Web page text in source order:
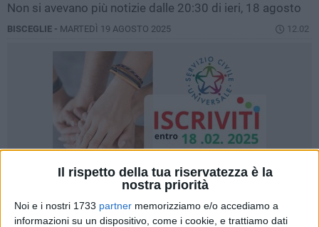
Il rispetto della tua riservatezza è la
nostra priorità
Noi e i nostri 1733 partner memorizziamo e/o accediamo a
informazioni su un dispositivo, come i cookie, e trattiamo dati
Non si avevano più notizie dalle 20:30 di ieri, 18 agosto
BISCEGLIE - MARTEDÌ 19 AGOSTO 2025 12.02